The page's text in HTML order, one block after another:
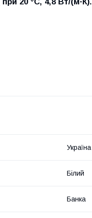
Україна
Білий
Банка